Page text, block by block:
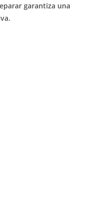
garantiza una